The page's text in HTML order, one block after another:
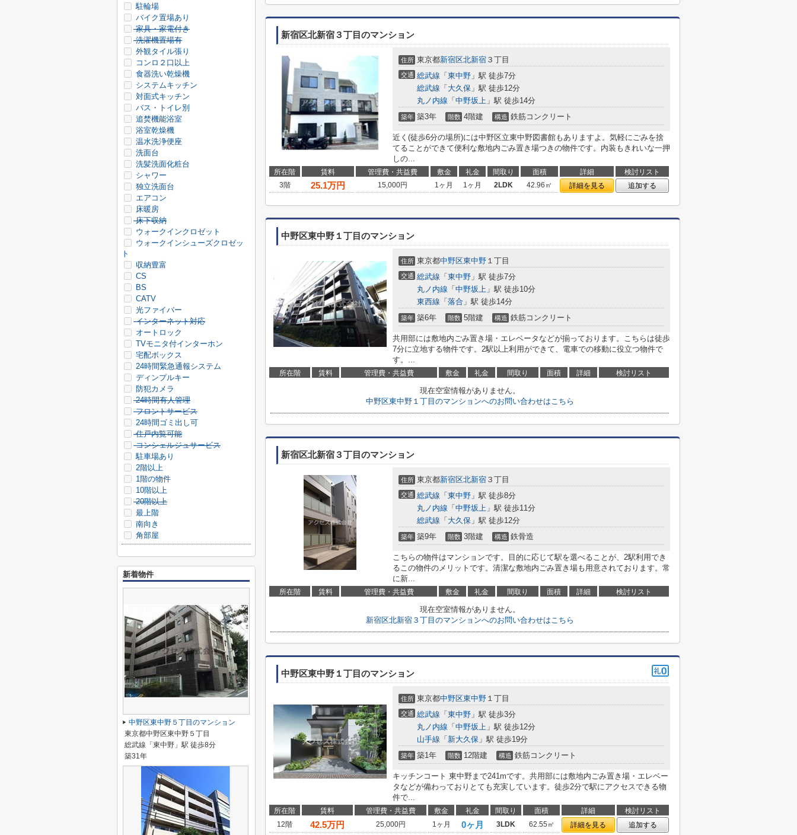
新宿区北新宿３丁目のマンション
住所 東京都新宿区北新宿 ３丁目
交通 総武線 「 東中野 」駅 徒歩7分
総武線 「 大久保 」駅 徒歩12分
丸ノ内線 「 中野坂上 」駅 徒歩14分
築年 築3年 階数 4階建 構造 鉄筋コンクリート
近く(徒歩6分の場所)には中野区立東中野図書館もありますよ。気軽にごみを捨
てることができて便利な敷地内ごみ置き場つきの物件です。内装もきれいな一押
しの...
所在階 賃料 管理費・共益費 敷金 礼金 間取り 面積 詳細
検討リスト
3階
25.1万円 15,000円 1ヶ月 1ヶ月 2LDK 42.96㎡ 詳細を見る 追加する
中野区東中野１丁目のマンション
住所 東京都中野区東中野 １丁目
交通 総武線 「 東中野 」駅 徒歩7分
丸ノ内線 「 中野坂上 」駅 徒歩10分
東西線 「 落合 」駅 徒歩14分
築年 築6年 階数 5階建 構造 鉄筋コンクリート
共用部には敷地内ごみ置き場・エレベータなどが揃っております。こちらは徒歩
7分に立地する物件です。2駅以上利用ができて、電車での移動に役立つ物件で
す。...
所在階 賃料 管理費・共益費 敷金 礼金 間取り 面積 詳細 検討リスト
現在空室情報がありません。
中野区東中野１丁目のマンションへのお問い合わせはこちら
新宿区北新宿３丁目のマンション
住所 東京都新宿区北新宿 ３丁目
交通 総武線 「 東中野 」駅 徒歩8分
丸ノ内線 「 中野坂上 」駅 徒歩11分
総武線 「 大久保 」駅 徒歩12分
築年 築9年 階数 3階建 構造 鉄骨造
こちらの物件はマンションです。目的に応じて駅を選べることが、2駅利用でき
るこの物件のメリットです。清潔な敷地内ごみ置き場も用意されております。常
に新...
所在階 賃料 管理費・共益費 敷金 礼金 間取り 面積 詳細 検討リスト
現在空室情報がありません。
新宿区北新宿３丁目のマンションへのお問い合わせはこちら
中野区東中野１丁目のマンション
住所 東京都中野区東中野 １丁目
交通 総武線 「 東中野 」駅 徒歩3分
丸ノ内線 「 中野坂上 」駅 徒歩12分
山手線 「 新大久保 」駅 徒歩19分
築年 築1年 階数 12階建 構造 鉄筋コンクリート
キッチンコート 東中野まで241mです。共用部には敷地内ごみ置き場・エレベー
タなどが備わっておりとても充実しています。徒歩2分で駅にアクセスできる物
件で...
所在階 賃料 管理費・共益費 敷金 礼金 間取り 面積 詳細
検討リスト
12階
42.5万円 25,000円 1ヶ月 0ヶ月 3LDK 62.55㎡ 詳細を見る 追加する
駐輪場
バイク置場あり
家具・家電付き
洗濯機置場有
外観タイル張り
コンロ２口以上
食器洗い乾燥機
システムキッチン
対面式キッチン
バス・トイレ別
追焚機能浴室
浴室乾燥機
温水洗浄便座
洗面台
洗髪洗面化粧台
シャワー
独立洗面台
エアコン
床暖房
床下収納
ウォークインクロゼット
ウォークインシューズクロゼッ
ト
収納豊富
CS
BS
CATV
光ファイバー
インターネット対応
オートロック
TVモニタ付インターホン
宅配ボックス
24時間緊急通報システム
ディンプルキー
防犯カメラ
24時間有人管理
フロントサービス
24時間ゴミ出し可
住戸内覧可能
コンシェルジュサービス
駐車場あり
2階以上
1階の物件
10階以上
20階以上
最上階
南向き
角部屋
新着物件
中野区東中野５丁目のマンション
東京都中野区東中野５丁目
総武線「東中野」駅 徒歩8分
築31年